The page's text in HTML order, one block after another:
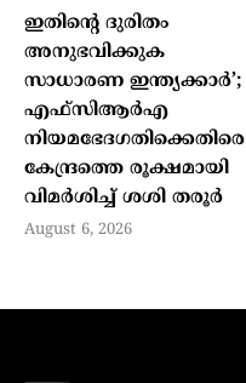
ഇതിന്റെ ദുരിതം
അനുഭവിക്കുക
സാധാരണ ഇന്ത്യക്കാര്‍’;
എഫ്‌സിആര്‍എ
നിയമഭേദഗതിക്കെതിരെ
കേന്ദ്രത്തെ രൂക്ഷമായി
വിമര്‍ശിച്ച് ശശി തരൂര്‍
August 6, 2026